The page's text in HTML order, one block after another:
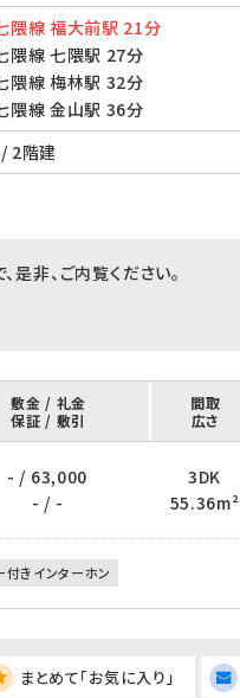
隈線 福大前駅 21分
隈線 七隈駅 27分
隈線 梅林駅 32分
隈線 金山駅 36分
2階建
非、ご内覧ください。
敷金 / 礼金
保証 / 敷引
間取
広さ
- / 63,000
- / -
3DK
55.36m²
付きインターホン
まとめて「お気に入り」